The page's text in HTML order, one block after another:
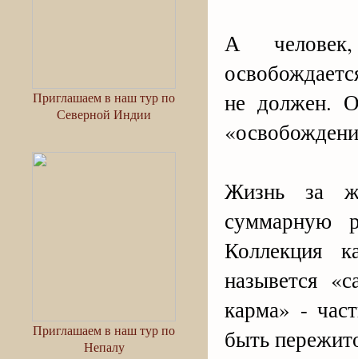
Приглашаем в наш тур по
Северной Индии
Приглашаем в наш тур по
Непалу
А
не должен.
Жизнь за
суммарную
Коллекция
назывется
карма» -
быть